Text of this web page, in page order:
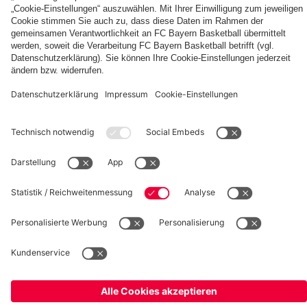
fcbayern.com Basketball Allianz Arena Media Center
FC Bayern München AG
Impressum Datenschutz Nutzungsbedingungen
Barrierefreiheit
Hinweisgebersystem FAQ Kontakt